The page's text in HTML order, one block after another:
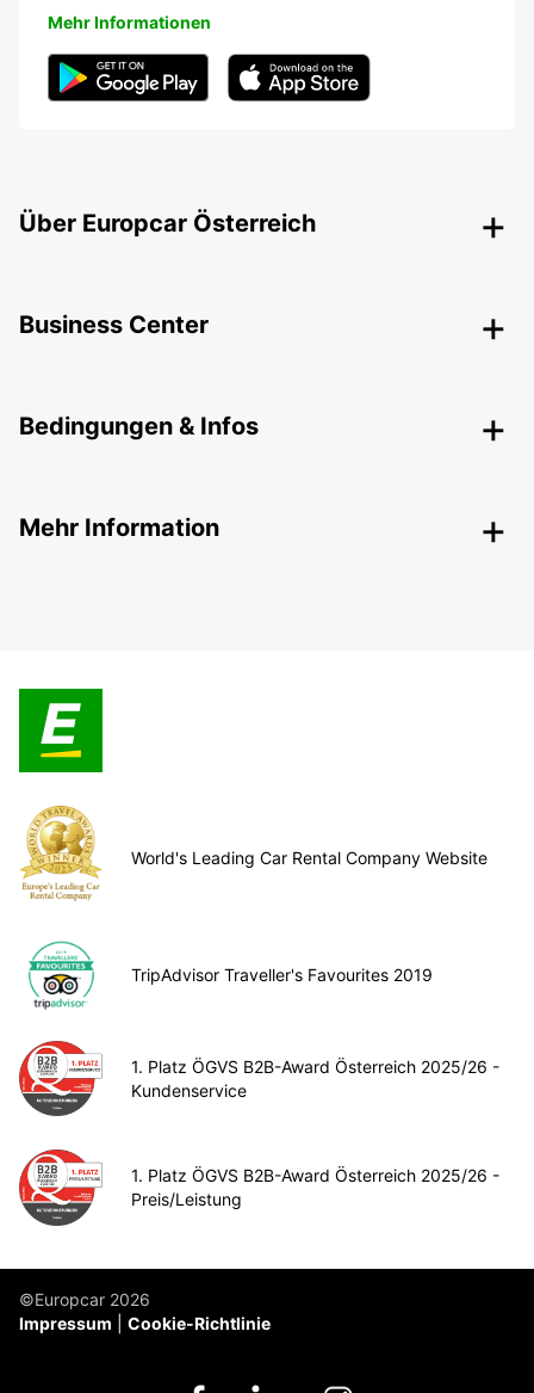
Mehr Informationen
Über Europcar Österreich
Business Center
Bedingungen & Infos
Mehr Information
World's Leading Car Rental Company Website
TripAdvisor Traveller's Favourites 2019
1. Platz ÖGVS B2B-Award Österreich 2025/26 -
Kundenservice
1. Platz ÖGVS B2B-Award Österreich 2025/26 -
Preis/Leistung
©Europcar 2026
Impressum
Cookie-Richtlinie